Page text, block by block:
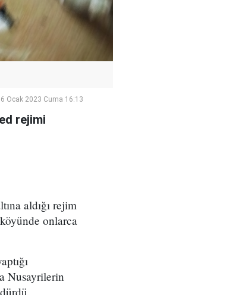
Ocak 2023 Cuma 16:13
rejimi
aldığı rejim
onlarca
Nusayrilerin